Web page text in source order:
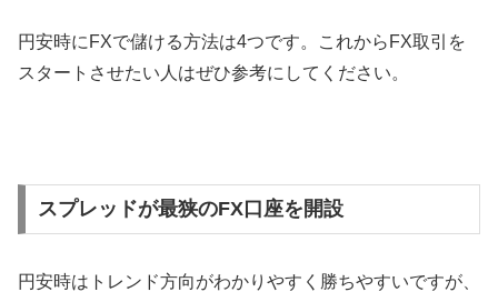
円安時に FXで儲ける方法は4つです。これから FX取引を
スタートさせたい人はぜひ参考にしてください。
スプレッドが最狭のFX口座を開設
円安時はトレンド方向がわかりやすく勝ちやすいですが、